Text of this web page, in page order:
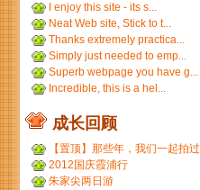
I enjoy this site - its s...
Neat Web site, Stick to t...
Thanks extremely practica...
Simply just needed to emp...
Superb webpage you have g...
Incredible, this is a hel...
成长回顾
【置顶】那些年，我们一起拍过
的胶片...
2012国庆霞浦行
朱家尖两日游